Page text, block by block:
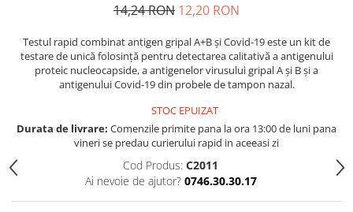
14,24 RON 12,20 RON
Testul rapid combinat antigen gripal A+B și Covid-19 este un kit de
testare de unică folosință pentru detectarea calitativă a antigenului
proteic nucleocapside, a antigenelor virusului gripal A și B și a
antigenului Covid-19 din probele de tampon nazal.
STOC EPUIZAT
Durata de livrare: Comenzile primite pana la ora 13:00 de luni pana
vineri se predau curierului rapid in aceeasi zi
Cod Produs: C2011
Ai nevoie de ajutor? 0746.30.30.17